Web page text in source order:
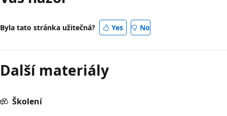
Byla tato stránka užitečná? Yes No
Další materiály
Školení